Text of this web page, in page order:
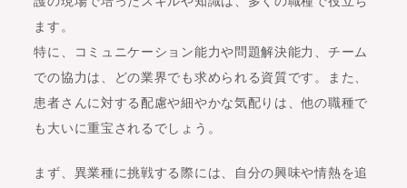
ます。
特に、コミュニケーション能力や問題解決能力、チーム
での協力は、どの業界でも求められる資質です。また、
患者さんに対する配慮や細やかな気配りは、他の職種で
も大いに重宝されるでしょう。
まず、異業種に挑戦する際には、自分の興味や情熱を追